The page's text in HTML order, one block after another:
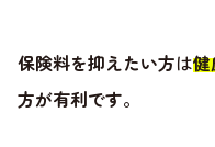
保険料を抑えたい方は健
方が有利です。